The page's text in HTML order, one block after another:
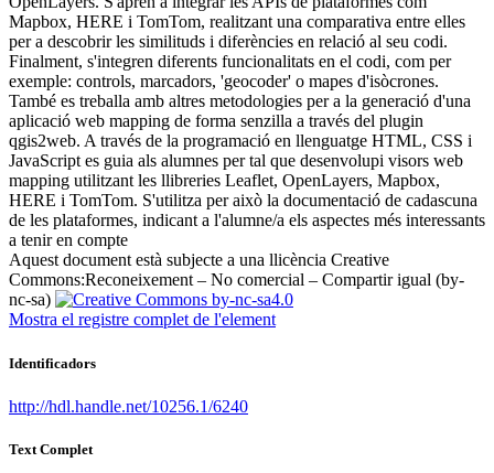
Mapbox, HERE i TomTom, realitzant una comparativa entre elles
per a descobrir les similituds i diferències en relació al seu codi.
Finalment, s'integren diferents funcionalitats en el codi, com per
exemple: controls, marcadors, 'geocoder' o mapes d'isòcrones.
També es treballa amb altres metodologies per a la generació d'una
aplicació web mapping de forma senzilla a través del plugin
qgis2web. A través de la programació en llenguatge HTML, CSS i
JavaScript es guia als alumnes per tal que desenvolupi visors web
mapping utilitzant les llibreries Leaflet, OpenLayers, Mapbox,
HERE i TomTom. S'utilitza per això la documentació de cadascuna
de les plataformes, indicant a l'alumne/a els aspectes més interessants
a tenir en compte ​
Aquest document està subjecte a una llicència Creative
Commons:Reconeixement – No comercial – Compartir igual (by-
nc-sa)
Mostra el registre complet de l'element
Identificadors
http://hdl.handle.net/10256.1/6240
Text Complet